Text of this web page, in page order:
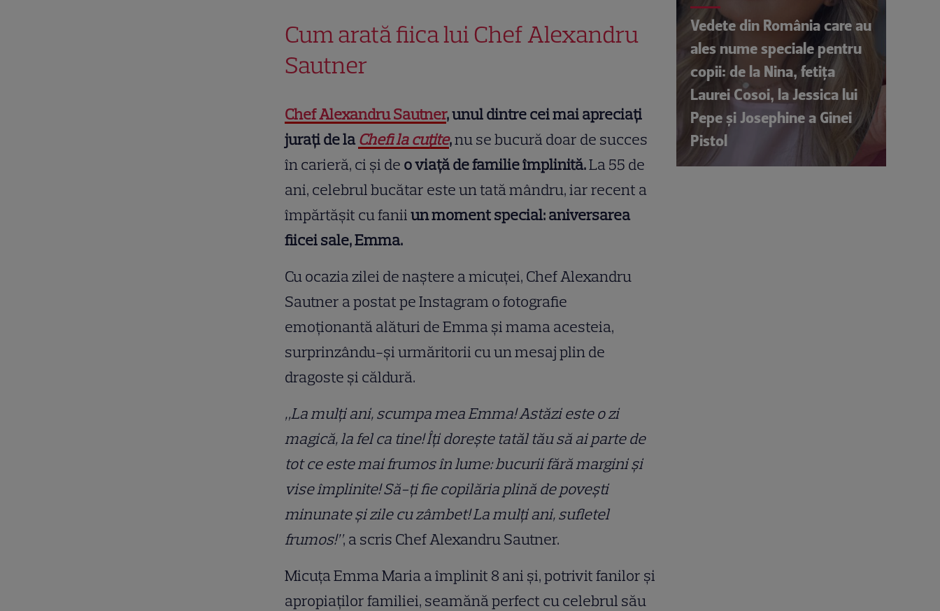
Cum arată fiica lui Chef Alexandru
Sautner
Chef Alexandru Sautner, unul dintre cei mai apreciați
jurați de la Chefi la cuțite,nu se bucură doar de succes
în carieră, ci și de o viață de familie împlinită.La 55 de
ani, celebrul bucătar este un tată mândru, iar recent a
împărtășit cu faniiun moment special: aniversarea
fiicei sale, Emma.
Cu ocazia zilei de naștere a micuței, Chef Alexandru
Sautner a postat pe Instagram o fotografie
emoționantă alături de Emma și mama acesteia,
surprinzându-și urmăritorii cu un mesaj plin de
dragoste și căldură.
„La mulți ani, scumpa mea Emma! Astăzi este o zi
magică, la fel ca tine! Îți dorește tatăl tău să ai parte de
tot ce este mai frumos în lume: bucurii fără margini și
vise împlinite! Să-ți fie copilăria plină de povești
minunate și zile cu zâmbet! La mulți ani, sufletel
frumos!”, a scris Chef Alexandru Sautner.
Micuța Emma Maria a împlinit 8 ani și, potrivit fanilor și
apropiaților familiei, seamănă perfect cu celebrul său
Vedete din România care au
ales nume speciale pentru
copii: de la Nina, fetița
Laurei Cosoi, la Jessica lui
Pepe și Josephine a Ginei
Pistol